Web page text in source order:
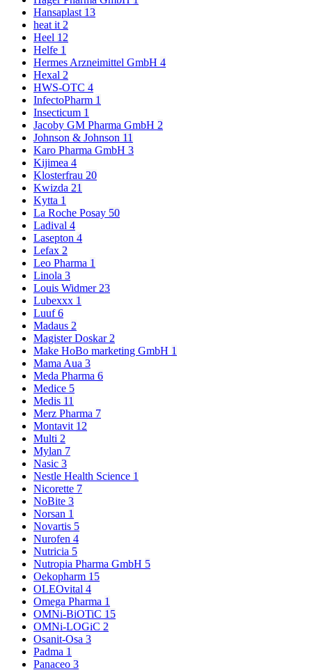
Hansaplast 13
heat it 2
Heel 12
Helfe 1
Hermes Arzneimittel GmbH 4
Hexal 2
HWS-OTC 4
InfectoPharm 1
Insecticum 1
Jacoby GM Pharma GmbH 2
Johnson & Johnson 11
Karo Pharma GmbH 3
Kijimea 4
Klosterfrau 20
Kwizda 21
Kytta 1
La Roche Posay 50
Ladival 4
Lasepton 4
Lefax 2
Leo Pharma 1
Linola 3
Louis Widmer 23
Lubexxx 1
Luuf6
Madaus 2
Magister Doskar 2
Make HoBo marketing GmbH 1
Mama Aua 3
Meda Pharma 6
Medice 5
Medis 11
Merz Pharma 7
Montavit 12
Multi 2
Mylan 7
Nasic 3
Nestle Health Science 1
Nicorette 7
NoBite 3
Norsan 1
Novartis 5
Nurofen 4
Nutricia 5
Nutropia Pharma GmbH 5
Oekopharm 15
OLEOvital 4
Omega Pharma 1
OMNi-BiOTiC 15
OMNi-LOGiC 2
Osanit-Osa 3
Padma 1
Panaceo 3